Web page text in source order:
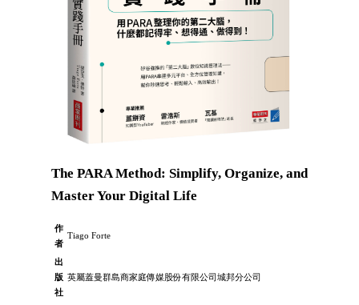
The PARA Method: Simplify, Organize, and
Master Your Digital Life
作
者
Tiago Forte
出
版
社
英屬蓋曼群島商家庭傳媒股份有限公司城邦分公司